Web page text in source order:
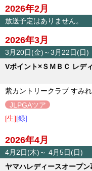
2026年2月
放送予定はありません。
2026年3月
3月20日(金)～3月22日(日)
Vポイント×ＳＭＢＣ レデ
紫カントリークラブ すみ
JLPGAツア
ー
[生][録]
2026年4月
4月2日(木)～ 4月5日(日)
ヤマハレディースオープン